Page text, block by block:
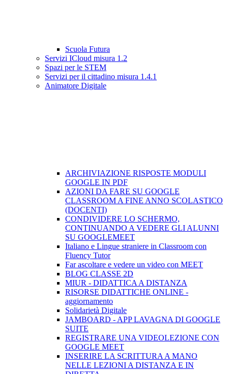
Scuola Futura
Servizi ICloud misura 1.2
Spazi per le STEM
Servizi per il cittadino misura 1.4.1
Animatore Digitale
ARCHIVIAZIONE RISPOSTE MODULI
GOOGLE IN PDF
AZIONI DA FARE SU GOOGLE
CLASSROOM A FINE ANNO SCOLASTICO
(DOCENTI)
CONDIVIDERE LO SCHERMO,
CONTINUANDO A VEDERE GLI ALUNNI
SU GOOGLEMEET
Italiano e Lingue straniere in Classroom con
Fluency Tutor
Far ascoltare e vedere un video con MEET
BLOG CLASSE 2D
MIUR - DIDATTICA A DISTANZA
RISORSE DIDATTICHE ONLINE -
aggiornamento
Solidarietà Digitale
JAMBOARD - APP LAVAGNA DI GOOGLE
SUITE
REGISTRARE UNA VIDEOLEZIONE CON
GOOGLE MEET
INSERIRE LA SCRITTURA A MANO
NELLE LEZIONI A DISTANZA E IN